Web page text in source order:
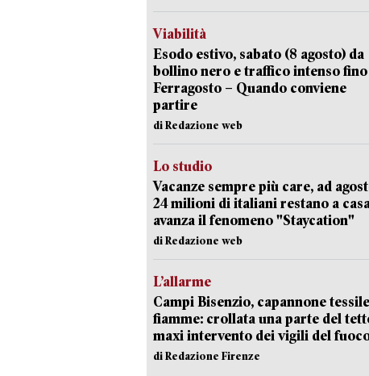
Viabilità
Esodo estivo, sabato (8 agosto) da
bollino nero e traffico intenso fino
Ferragosto – Quando conviene
partire
di Redazione web
Lo studio
Vacanze sempre più care, ad
24 milioni di italiani restano a
avanza il fenomeno "Staycation"
di Redazione web
L’allarme
Campi Bisenzio, capannone
fiamme: crollata una parte del
maxi intervento dei vigili del
di Redazione Firenze